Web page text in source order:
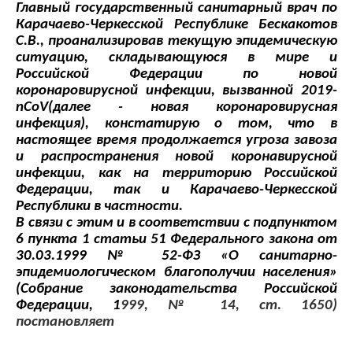
Главный государственный санитарный врач по
Карачаево-Черкесской Республике Бескакотов
С.В., проанализировав текущую эпидемическую
ситуацию, складывающуюся в мире и
Российской Федерации по новой
коронаровирусной инфекции, вызванной 2019-
nCoV(далее - новая коронаровирусная
инфекция), констатирую о том, что в
настоящее время продолжается угроза завоза
и распространения новой коронавирусной
инфекции, как на территорию Российской
Федерации, так и Карачаево-Черкесской
Республики в частности.
В связи с этим и в соответствии с подпунктом
6 пункта 1 статьи 51 Федерального закона от
30.03.1999 № 52-ФЗ «О санитарно-
эпидемиологическом благополучии населения»
(Собрание законодательства Российской
Федерации, 1999, № 14, ст. 1650)
постановляет